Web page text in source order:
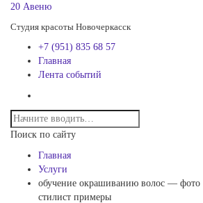
20 Авеню
Студия красоты Новочеркасск
+7 (951) 835 68 57
Главная
Лента событий
Поиск по сайту
Главная
Услуги
обучение окрашиванию волос — фото
стилист примеры